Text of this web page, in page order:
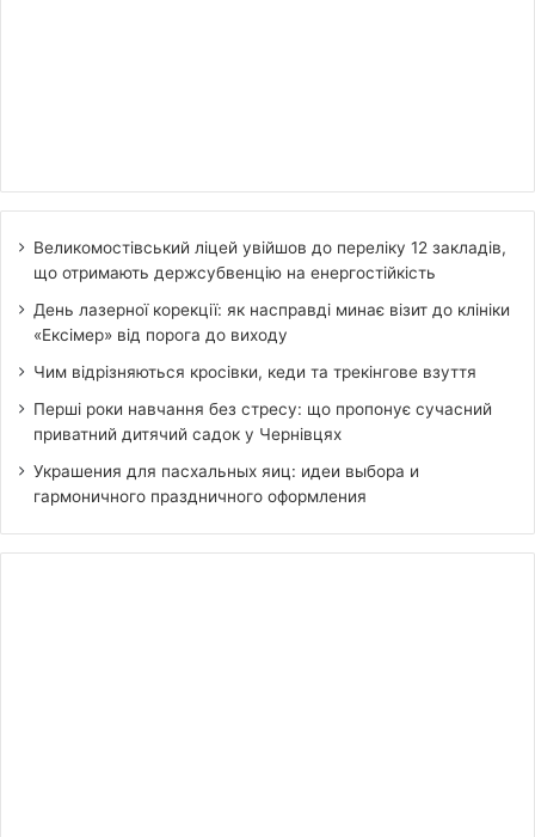
Великомостівський ліцей увійшов до переліку 12 закладів,
що отримають держсубвенцію на енергостійкість
День лазерної корекції: як насправді минає візит до клініки
«Ексімер» від порога до виходу
Чим відрізняються кросівки, кеди та трекінгове взуття
Перші роки навчання без стресу: що пропонує сучасний
приватний дитячий садок у Чернівцях
Украшения для пасхальных яиц: идеи выбора и
гармоничного праздничного оформления